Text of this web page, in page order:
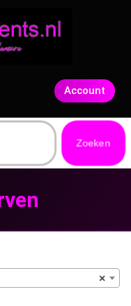
Account
Zoeken
×